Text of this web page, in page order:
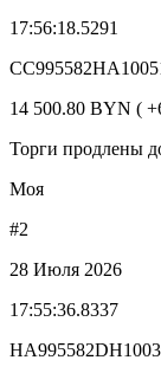
17:56:18.5291
14 500.80 BYN (
Торги продлены
Моя
#2
28 Июля 2026
17:55:36.8337